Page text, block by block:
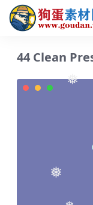
❅
❅
44 Clean